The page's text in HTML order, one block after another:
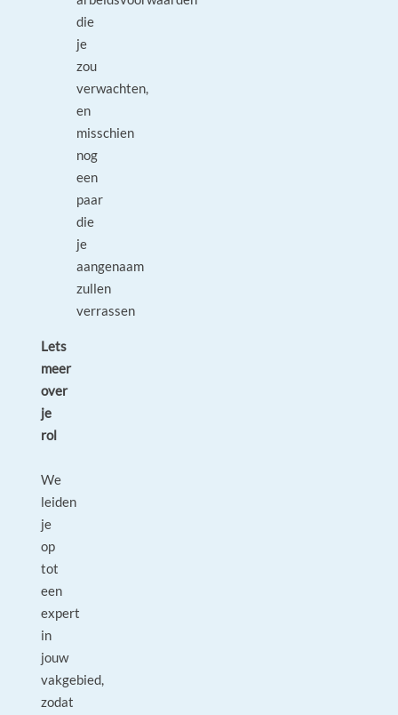
die
je
zou
verwachten,
en
misschien
nog
een
paar
die
je
aangenaam
zullen
verrassen
Lets
meer
over
je
rol
We
leiden
je
op
tot
een
expert
in
jouw
vakgebied,
zodat